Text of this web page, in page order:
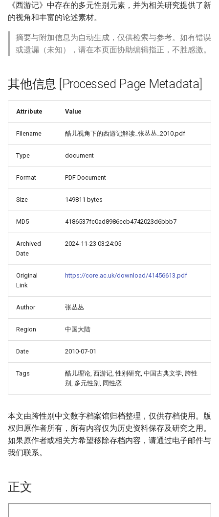
《西游记》中存在的多元性别元素，并为相关研究提供了新
的视角和丰富的论述素材。
摘要与附加信息为自动生成，仅供检索与参考。如有错误
或遗漏（未知），请在本页面协助编辑指正，不胜感激。
其他信息 [Processed Page Metadata]
Attribute Value
Filename 酷儿视角下的西游记解读_张丛丛_2010.pdf
Type document
Format PDF Document
Size 149811 bytes
MD5 4186537fc0ad8986ccb4742023d6bbb7
Archived
Date
2024-11-23 03:24:05
Original
Link
https://core.ac.uk/download/41456613.pdf
Author 张丛丛
Region 中国大陆
Date 2010-07-01
Tags
酷儿理论, 西游记, 性别研究, 中国古典文学, 跨性
别, 多元性别, 同性恋
本文由跨性别中文数字档案馆归档整理，仅供存档使用。版
权归原作者所有，所有内容仅为历史资料保存及研究之用。
如果原作者或相关方希望移除存档内容，请通过电子邮件与
我们联系。
正文